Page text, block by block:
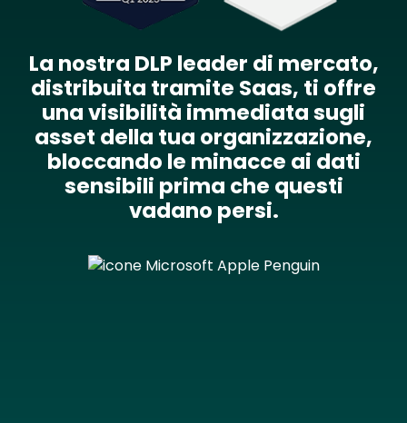
La nostra DLP leader di mercato,
distribuita tramite Saas, ti offre
una visibilità immediata sugli
asset della tua organizzazione,
bloccando le minacce ai dati
sensibili prima che questi
vadano persi.